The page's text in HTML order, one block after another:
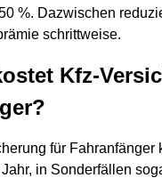
%. Dazwischen
schrittweise.
Kfz-
für Fahranfänger
in Sonderfällen